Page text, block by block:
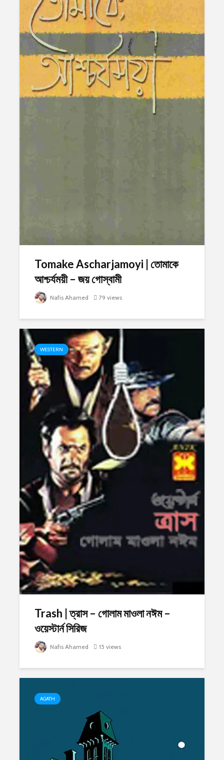
Tomake Ascharjamoyi | তোমাকে
আশ্চর্যময়ী – জয় গোস্বামী
Nafis Ahamed 79 views
WESTERN
Trash | ত্রাস – গোলাম মাওলা নঈম –
ওয়েস্টার্ন সিরিজ
Nafis Ahamed 15 views
AGATH